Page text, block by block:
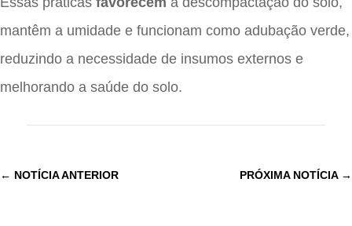
mantêm a umidade e funcionam como adubação verde,
reduzindo a necessidade de insumos externos e
melhorando a saúde do solo.
← NOTÍCIA ANTERIOR PRÓXIMA NOTÍCIA→